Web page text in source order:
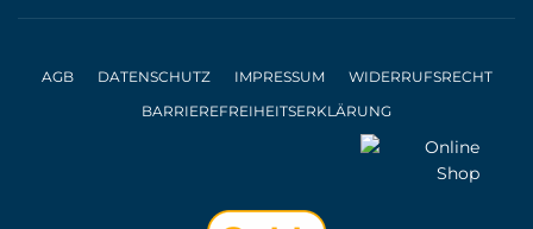
AGB DATENSCHUTZ IMPRESSUM
WIDERRUFSRECHT
BARRIEREFREIHEITSERKLÄRUNG